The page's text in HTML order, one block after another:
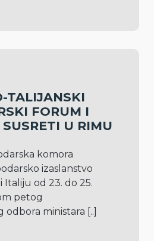
TALIJANSKI
FORUM I
U RIMU
komora
izaslanstvo
Italiju od 23. do 25.
petog
odbora ministara [..]